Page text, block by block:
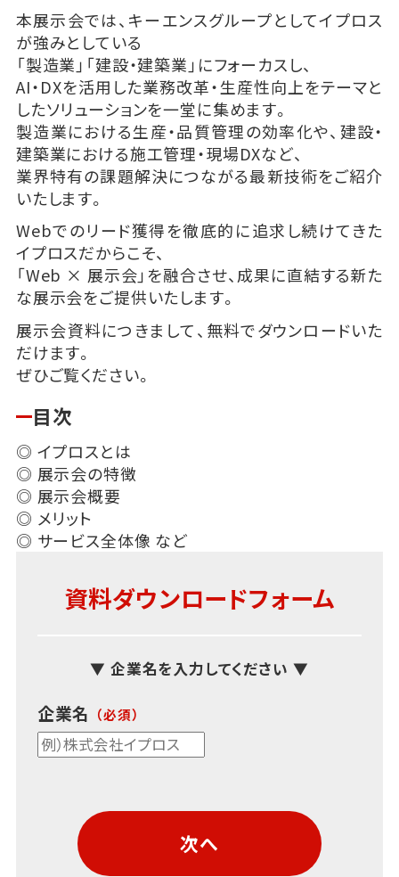
本展示会では、キーエンスグループとしてイプロス
が強みとしている
「製造業」「建設・建築業」にフォーカスし、
AI・DXを活用した業務改革・生産性向上をテーマと
したソリューションを一堂に集めます。
製造業における生産・品質管理の効率化や、建設・
建築業における施工管理・現場DXなど、
業界特有の課題解決につながる最新技術をご紹介
いたします。
Webでのリード獲得を徹底的に追求し続けてきた
イプロスだからこそ、
「Web × 展示会」を融合させ、成果に直結する新た
な展示会をご提供いたします。
展示会資料につきまして、無料でダウンロードいた
だけます。
ぜひご覧ください。
目次
◎ イプロスとは
◎ 展示会の特徴
◎ 展示会概要
◎ メリット
◎ サービス全体像 など
資料ダウンロードフォーム
▼ 企業名を入力してください ▼
企業名
次へ